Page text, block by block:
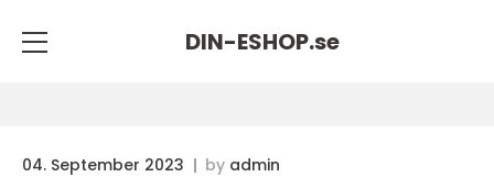
DIN-ESHOP.se
04. September 2023 by admin